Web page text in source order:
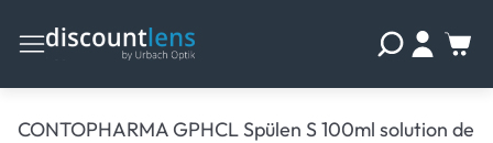
CONTOPHARMA GPHCL Spülen S 100ml solution de